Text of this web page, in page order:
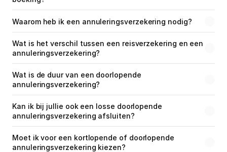
Waarom heb ik een annuleringsverzekering nodig?
Wat is het verschil tussen een reisverzekering en een
annuleringsverzekering?
Wat is de duur van een doorlopende
annuleringsverzekering?
Kan ik bij jullie ook een losse doorlopende
annuleringsverzekering afsluiten?
Moet ik voor een kortlopende of doorlopende
annuleringsverzekering kiezen?
Veelgestelde vragen
Nieuws
Klantenservice
Nu open tot 17:30